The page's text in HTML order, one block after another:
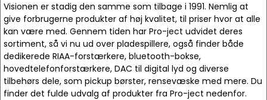
Visionen er stadig den samme som tilbage i 1991. Nemlig at
give forbrugerne produkter af høj kvalitet, til priser hvor at alle
kan være med. Gennem tiden har Pro-ject udvidet deres
sortiment, så vi nu ud over pladespillere, også finder både
dedikerede RIAA-forstærkere, bluetooth-bokse,
hovedtelefonforstærkere, DAC til digital lyd og diverse
tilbehørs dele, som pickup børster, rensevæske med mere. Du
finder det fulde udvalg af produkter fra Pro-ject nedenfor.